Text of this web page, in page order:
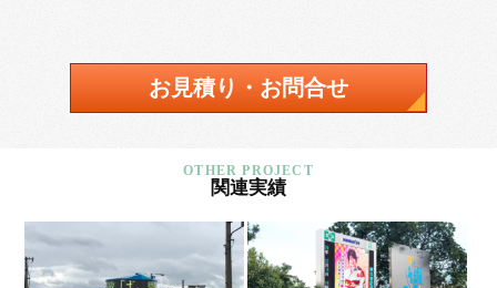
お見積り・お問合せ
関連実績